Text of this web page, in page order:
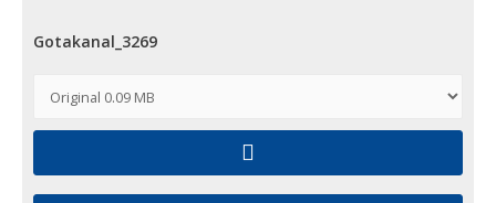
Gotakanal_3269